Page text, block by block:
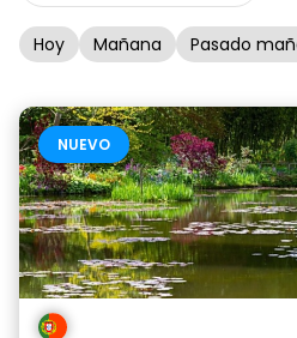
Hoy Mañana Pasado
NUEVO